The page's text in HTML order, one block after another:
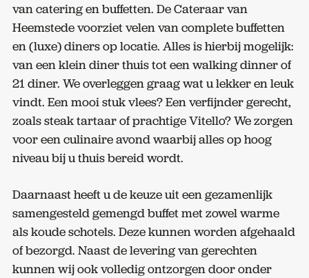
van catering en buffetten. De Cateraar van
Heemstede voorziet velen van complete buffetten
en (luxe) diners op locatie. Alles is hierbij mogelijk:
van een klein diner thuis tot een walking dinner of
21 diner. We overleggen graag wat u lekker en leuk
vindt. Een mooi stuk vlees? Een verfijnder gerecht,
zoals steak tartaar of prachtige Vitello? We zorgen
voor een culinaire avond waarbij alles op hoog
niveau bij u thuis bereid wordt.
Daarnaast heeft u de keuze uit een gezamenlijk
samengesteld gemengd buffet met zowel warme
als koude schotels. Deze kunnen worden afgehaald
of bezorgd. Naast de levering van gerechten
kunnen wij ook volledig ontzorgen door onder